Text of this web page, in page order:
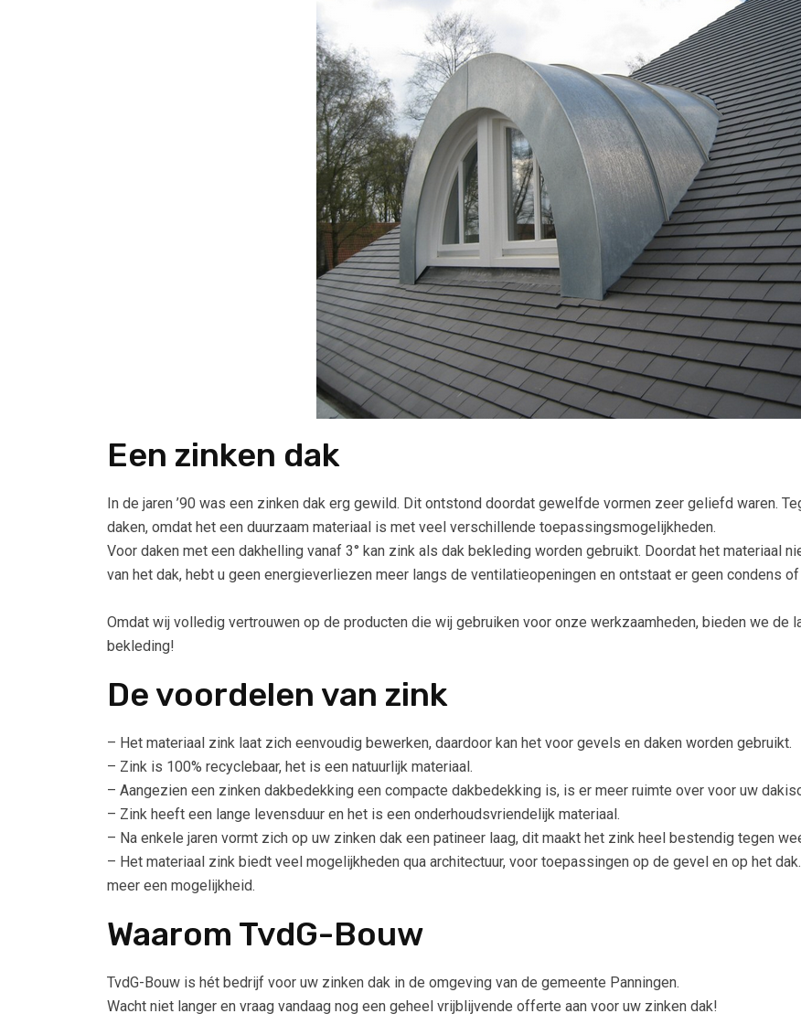
Een zinken dak
In de jaren ’90 was een zinken dak erg gewild. Dit ontstond doordat gewelfde vormen zeer geliefd waren.
daken, omdat het een duurzaam materiaal is met veel verschillende toepassingsmogelijkheden.
Voor daken met een dakhelling vanaf 3° kan zink als dak bekleding worden gebruikt. Doordat het materiaal
van het dak, hebt u geen energieverliezen meer langs de ventilatieopeningen en ontstaat er geen condens
Omdat wij volledig vertrouwen op de producten die wij gebruiken voor onze werkzaamheden, bieden we de
bekleding!
De voordelen van zink
– Het materiaal zink laat zich eenvoudig bewerken, daardoor kan het voor gevels en daken worden gebruikt.
– Zink is 100% recyclebaar, het is een natuurlijk materiaal.
– Aangezien een zinken dakbedekking een compacte dakbedekking is, is er meer ruimte over voor uw
– Zink heeft een lange levensduur en het is een onderhoudsvriendelijk materiaal.
– Na enkele jaren vormt zich op uw zinken dak een patineer laag, dit maakt het zink heel bestendig tegen
– Het materiaal zink biedt veel mogelijkheden qua architectuur, voor toepassingen op de gevel en op het
meer een mogelijkheid.
Waarom TvdG-Bouw
TvdG-Bouw is hét bedrijf voor uw zinken dak in de omgeving van de gemeente Panningen.
Wacht niet langer en vraag vandaag nog een geheel vrijblijvende offerte aan voor uw zinken dak!